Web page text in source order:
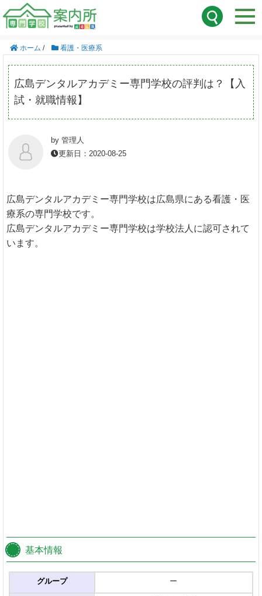
ホーム / 看護・医療系
広島デンタルアカデミー専門学校の評判は？【入
試・就職情報】
by 管理人
更新日：2020-08-25
広島デンタルアカデミー専門学校は広島県にある看護・医
療系の専門学校です。
広島デンタルアカデミー専門学校は学校法人に認可されて
います。
基本情報
グループ ー